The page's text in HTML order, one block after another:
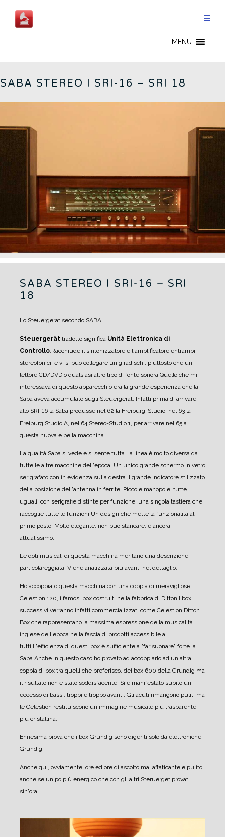
contenuto
MENU
SABA STEREO I SRI-16 – SRI 18
SABA STEREO I SRI-16 – SRI
18
Lo Steuergerät secondo SABA
Steuergerät tradotto significa Unità Elettronica di
Controllo.Racchiude il sintonizzatore e l'amplificatore entrambi
stereofonici, e vi si può collegare un giradischi, piuttosto che un
lettore CD/DVD o qualsiasi altro tipo di fonte sonora.Quello che mi
interessava di questo apparecchio era la grande esperienza che la
Saba aveva accumulato sugli Steuergerat. Infatti prima di arrivare
allo SRI-16 la Saba produsse nel 62 la Freiburg-Studio, nel 63 la
Freiburg Studio A, nel 64 Stereo-Studio 1, per arrivare nel 65 a
questa nuova e bella macchina.
La qualità Saba si vede e si sente tutta.La linea è molto diversa da
tutte le altre macchine dell'epoca. Un unico grande schermo in vetro
serigrafato con in evidenza sulla destra il grande indicatore stilizzato
della posizione dell'antenna in ferrite. Piccole manopole, tutte
uguali, con serigrafie distinte per funzione, una singola tastiera che
raccoglie tutte le funzioni.Un design che mette la funzionalità al
primo posto. Molto elegante, non può stancare, è ancora
attualissimo.
Le doti musicali di questa macchina meritano una descrizione
particolareggiata. Viene analizzata più avanti nel dettaglio.
Ho accoppiato questa macchina con una coppia di meravigliose
Celestion 120, i famosi box costruiti nella fabbrica di Ditton.I box
successivi verranno infatti commercializzati come Celestion Ditton.
Box che rappresentano la massima espressione della musicalità
inglese dell'epoca nella fascia di prodotti accessibile a
tutti.L'efficienza di questi box è sufficiente a "far suonare" forte la
Saba.Anche in questo caso ho provato ad accoppiarlo ad un'altra
coppia di box tra quelli che preferisco, dei box 600 della Grundig ma
il risultato non è stato soddisfacente. Si è manifestato subito un
eccesso di bassi, troppi e troppo avanti. Gli acuti rimangono puliti ma
le Celestion restituiscono un immagine musicale più trasparente,
più cristallina.
Ennesima prova che i box Grundig sono digeriti solo da elettroniche
Grundig.
Anche qui, ovviamente, ore ed ore di ascolto mai affaticante e pulito,
anche se un po più energico che con gli altri Steruerget provati
sin'ora.